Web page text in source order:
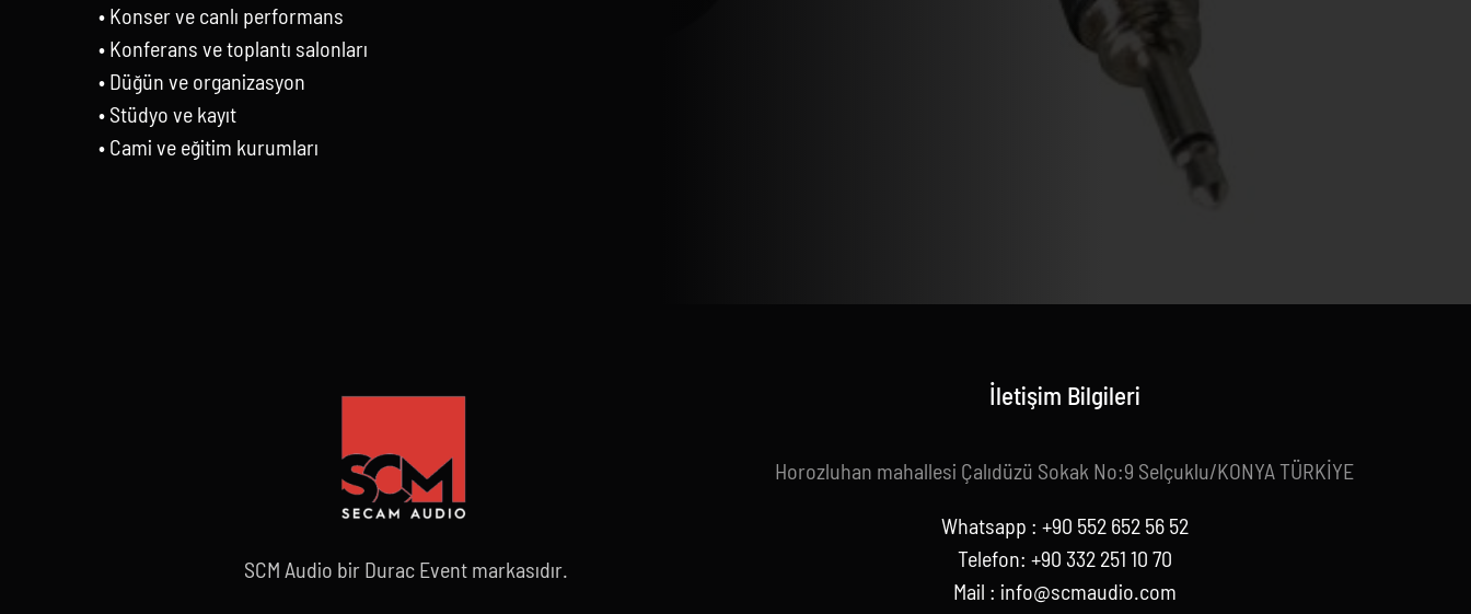
• Konser ve canlı performans
• Konferans ve toplantı salonları
• Düğün ve organizasyon
• Stüdyo ve kayıt
• Cami ve eğitim kurumları
SCM Audio bir Durac Event markasıdır.
İletişim Bilgileri
Horozluhan mahallesi Çalıdüzü Sokak No:9 Selçuklu/KONYA TÜRKİYE
Whatsapp : +90 552 652 56 52
Telefon: +90 332 251 10 70
Mail : info@scmaudio.com